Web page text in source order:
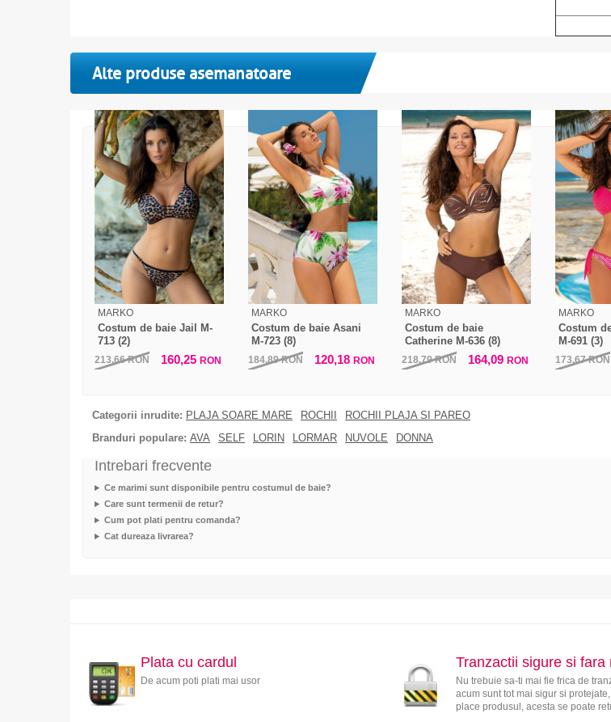
Alte produse asemanatoare
MARKO
Costum de baie Jail M-
713 (2)
213,66RON 160,25 RON
MARKO
Costum de baie Asani
M-723 (8)
184,89RON 120,18 RON
MARKO
Costum de baie
Catherine M-636 (8)
218,79RON 164,09 RON
MARKO
Costum
M-691 (3)
173,67RON
Categorii inrudite: PLAJA SOARE MARE ROCHII
ROCHII PLAJA SI PAREO
Branduri populare: AVA SELF LORIN LORMAR NUVOLE DONNA
Intrebari frecvente
Ce marimi sunt disponibile pentru costumul de baie?
Care sunt termenii de retur?
Cum pot plati pentru comanda?
Cat dureaza livrarea?
Plata cu cardul
De acum poti plati mai usor
Tranzactii sigure si fara
Nu trebuie sa-ti mai fie frica de
acum sunt tot mai sigur si
place produsul, acesta se poate